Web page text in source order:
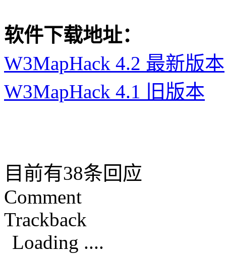
软件下载地址：
W3MapHack 4.2 最新版本
W3MapHack 4.1 旧版本
目前有38条回应
Comment
Trackback
Loading ....